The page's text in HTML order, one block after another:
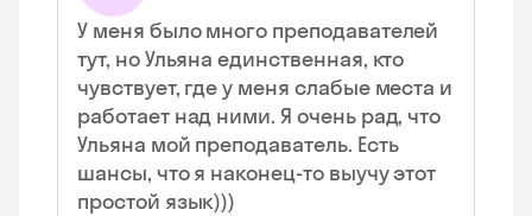
У меня было много преподавателей
тут, но Ульяна единственная, кто
чувствует, где у меня слабые места и
работает над ними. Я очень рад, что
Ульяна мой преподаватель. Есть
шансы, что я наконец-то выучу этот
простой язык)))